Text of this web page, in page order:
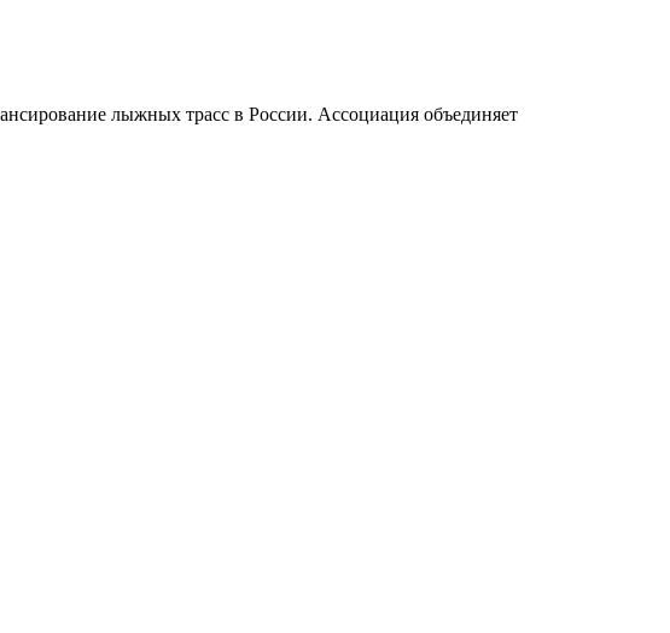
лыжных трасс в России. Ассоциация объединяет